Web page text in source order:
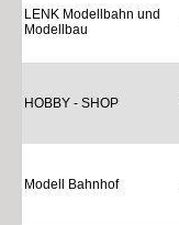
LENK Modellbahn und
Modellbau
HOBBY - SHOP
Modell Bahnhof